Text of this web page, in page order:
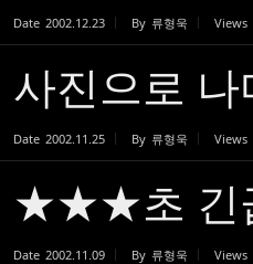
Date 2002.12.23 By 류형욱 Views
사진으로 나
Date 2002.11.25 By 류형욱 Views
★★★초 긴
Date 2002.11.09 By 류형욱 Views